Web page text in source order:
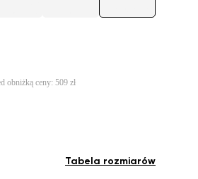
obniżką ceny: 509 zł
Tabela rozmiarów